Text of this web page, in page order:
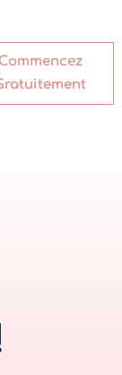
Commencez